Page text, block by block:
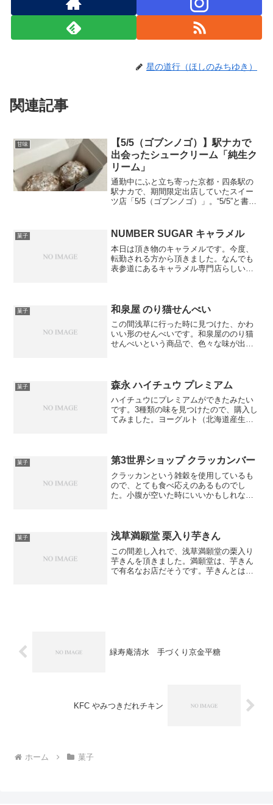
星の道行（ほしのみちゆき）
関連記事
甘味
【5/5（ゴブンノゴ）】駅ナカで
出会ったシュークリーム「純生ク
リーム」
通勤中にふと立ち寄った京都・四条駅の
駅ナカで、期間限定出店していたスイー
ツ店「5/5（ゴブンノゴ）」。“5/5”と書い
ム」というシュークリームを買ってみた
菓子 NUMBER SUGAR キャラメル
本日は頂き物のキャラメルです。今度、
転勤される方から頂きました。なんでも
表参道にあるキャラメル専門店らしいで
私の個人的な印象は・...
菓子 和泉屋 のり猫せんべい
この間浅草に行った時に見つけた、かわ
いい形のせんべいです。和泉屋ののり猫
せんべいという商品で、色々な味が出て
んで頂けたので、インパ...
菓子 森永 ハイチュウ プレミアム
ハイチュウにプレミアムができたみたい
です。3種類の味を見つけたので、購入し
てみました。ヨーグルト（北海道産生ク
ン用のブドウの品種の1...
菓子 第3世界ショップ クラッカンバー
クラッカンという雑穀を使用しているも
ので、とても食べ応えのあるものでし
た。小腹が空いた時にいいかもしれない
プルシロップの甘さのみでし...
菓子 浅草満願堂 栗入り芋きん
この間差し入れで、浅草満願堂の栗入り
芋きんを頂きました。満願堂は、芋きん
で有名なお店だそうです。芋きんとは、
緑寿庵清水 手づくり京金平糖
KFC やみつきだれチキン
ホーム 菓子